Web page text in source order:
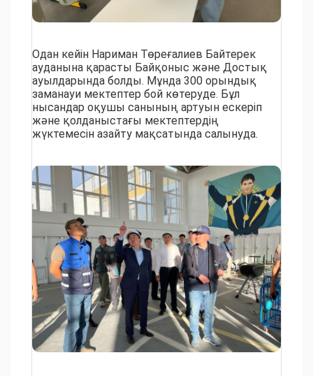
Одан кейін Нариман Төреғалиев Байтерек
ауданына қарасты Байқоныс және Достық
ауылдарында болды. Мұнда 300 орындық
заманауи мектептер бой көтеруде. Бұл
нысандар оқушы санының артуын ескеріп
және қолданыстағы мектептердің
жүктемесін азайту мақсатында салынуда.